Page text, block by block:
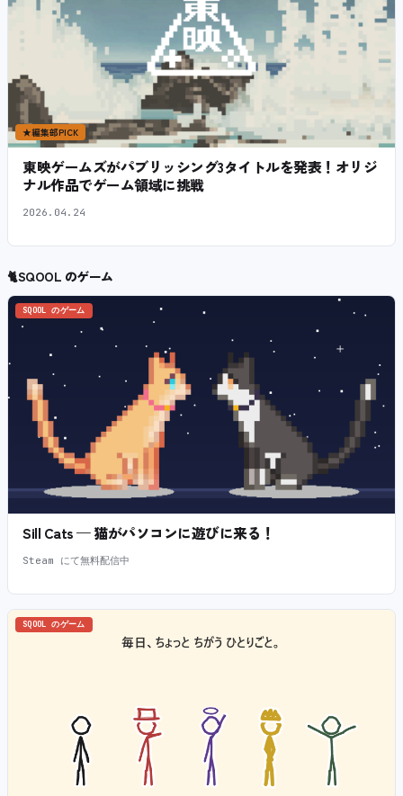
★編集部PICK
東映ゲームズがパブリッシング3タイトルを発表！オリジ
ナル作品でゲーム領域に挑戦
2026.04.24
🐈SQOOL のゲーム
SQOOL のゲーム
Sill Cats — 猫がパソコンに遊びに来る！
Steam にて無料配信中
SQOOL のゲーム